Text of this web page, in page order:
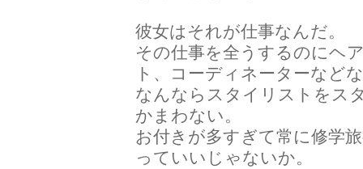
彼女はそれが仕事なんだ。
その仕事を全うするのにヘ
ト、コーディネーターなど
なんならスタイリストをス
かまわない。
お付きが多すぎて常に修学
っていいじゃないか。